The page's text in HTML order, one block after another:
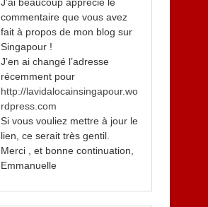
commentaire que vous avez
fait à propos de mon blog sur
Singapour !
J’en ai changé l’adresse
récemment pour
http://lavidalocainsingapour.wo
rdpress.com
Si vous vouliez mettre à jour le
lien, ce serait très gentil.
Merci , et bonne continuation,
Emmanuelle